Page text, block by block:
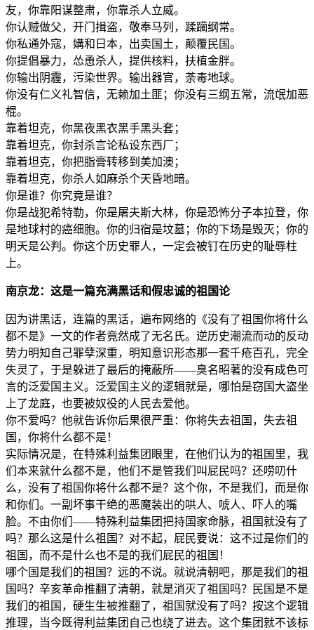
友，你靠阳谋整肃，你靠杀人立威。
你认贼做父，开门揖盗，敬奉马列，蹂躏纲常。
你私通外寇，媾和日本，出卖国土，颠覆民国。
你提倡暴力，怂恿杀人，提供核料，扶植金胖。
你输出阴霾，污染世界。输出器官，荼毒地球。
你没有仁义礼智信，无赖加土匪；你没有三纲五常，流氓加恶
棍。
靠着坦克，你黑夜黑衣黑手黑头套；
靠着坦克，你封杀言论私设东西厂；
靠着坦克，你把脂膏转移到美加澳；
靠着坦克，你杀人如麻杀个天昏地暗。
你是谁？你究竟是谁？
你是战犯希特勒，你是屠夫斯大林，你是恐怖分子本拉登，你
是地球村的癌细胞。你的归宿是坟墓；你的下场是毁灭；你的
明天是公判。你这个历史罪人，一定会被钉在历史的耻辱柱
上。
南京龙：这是一篇充满黑话和假忠诚的祖国论
因为讲黑话，连篇的黑话，遍布网络的《没有了祖国你将什么
都不是》一文的作者竟然成了无名氏。逆历史潮流而动的反动
势力明知自己罪孽深重，明知意识形态那一套千疮百孔，完全
失灵了，于是躲进了最后的掩蔽所——臭名昭著的没有成色可
言的泛爱国主义。泛爱国主义的逻辑就是，哪怕是窃国大盗坐
上了龙庭，也要被奴役的人民去爱他。
你不爱吗？他就告诉你后果很严重：你将失去祖国，失去祖
国，你将什么都不是！
实际情况是，在特殊利益集团眼里，在他们认为的祖国里，我
们本来就什么都不是，他们不是管我们叫屁民吗？还唠叨什
么，没有了祖国你将什么都不是？这个你，不是我们，而是你
和你们。一副坏事干绝的恶魔装出的哄人、唬人、吓人的嘴
脸。不由你们——特殊利益集团把持国家命脉，祖国就没有了
吗？那么这是什么祖国？对不起，屁民要说：这不过是你们的
祖国，而不是什么也不是的我们屁民的祖国！
哪个国是我们的祖国？远的不说。就说清朝吧，那是我们的祖
国吗？辛亥革命推翻了清朝，就是消灭了祖国吗？民国是不是
我们的祖国，硬生生被推翻了，祖国就没有了吗？按这个逻辑
推理，当今既得利益集团自己也绕了进去。这个集团就不该标